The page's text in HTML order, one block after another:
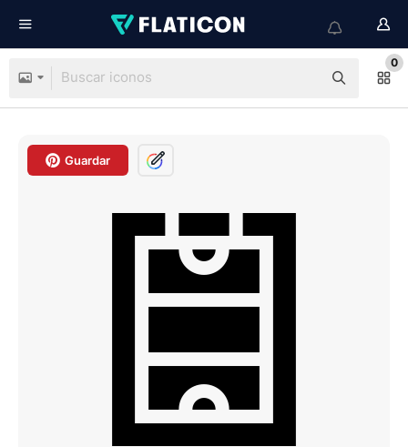
0
Guardar